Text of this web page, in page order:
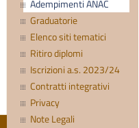
Adempimenti ANAC
Graduatorie
Elenco siti tematici
Ritiro diplomi
Iscrizioni a.s. 2023/24
Contratti integrativi
Privacy
Note Legali